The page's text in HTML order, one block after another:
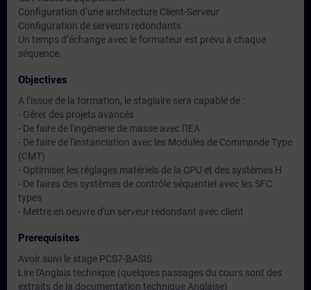
Configuration d’une architecture Client-Serveur
Configuration de serveurs redondants
Un temps d’échange avec le formateur est prévu à chaque
séquence.
Objectives
A l’issue de la formation, le stagiaire sera capable de :
- Gérer des projets avancés
- De faire de l'ingénierie de masse avec l'IEA
- De faire de l'instanciation avec les Modules de Commande Type
(CMT)
- Optimiser les réglages matériels de la CPU et des systèmes H
- De faires des systèmes de contrôle séquentiel avec les SFC
types
- Mettre en oeuvre d'un serveur redondant avec client
Prerequisites
Avoir suivi le stage PCS7-BASIS
Lire l'Anglais technique (quelques passages du cours sont des
extraits de la documentation technique Anglaise)